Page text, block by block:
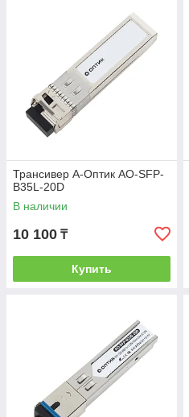
Трансивер А-Оптик AO-SFP-
B35L-20D
В наличии
10 100 ₸
Купить